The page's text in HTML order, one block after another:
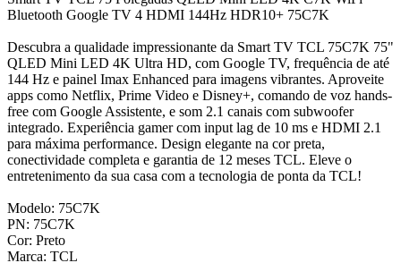
Bluetooth Google TV 4 HDMI 144Hz HDR10+ 75C7K
Descubra a qualidade impressionante da Smart TV TCL 75C7K 75"
QLED Mini LED 4K Ultra HD, com Google TV, frequência de até
144 Hz e painel Imax Enhanced para imagens vibrantes. Aproveite
apps como Netflix, Prime Video e Disney+, comando de voz hands-
free com Google Assistente, e som 2.1 canais com subwoofer
integrado. Experiência gamer com input lag de 10 ms e HDMI 2.1
para máxima performance. Design elegante na cor preta,
conectividade completa e garantia de 12 meses TCL. Eleve o
entretenimento da sua casa com a tecnologia de ponta da TCL!
Modelo: 75C7K
PN: 75C7K
Cor: Preto
Marca: TCL